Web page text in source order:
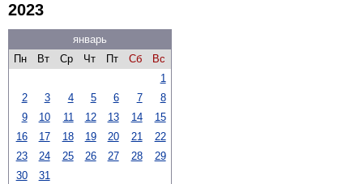
2023
январь
Пн
Вт Ср Чт Пт Сб
Вс
1
2
3 4 5 6 7
8
9
10 11 12 13 14
15
16
17 18 19 20 21
22
23
24 25 26 27 28
29
30
31